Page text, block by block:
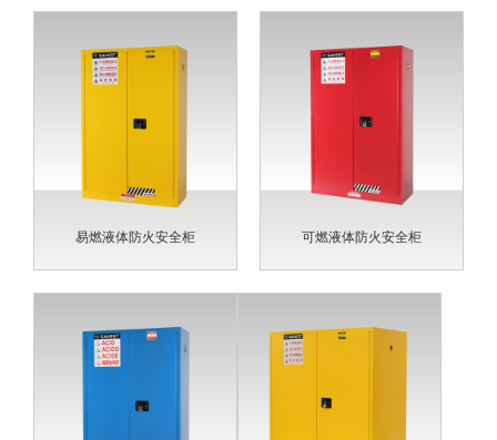
易燃液体防火安全柜 可燃液体防火安全柜